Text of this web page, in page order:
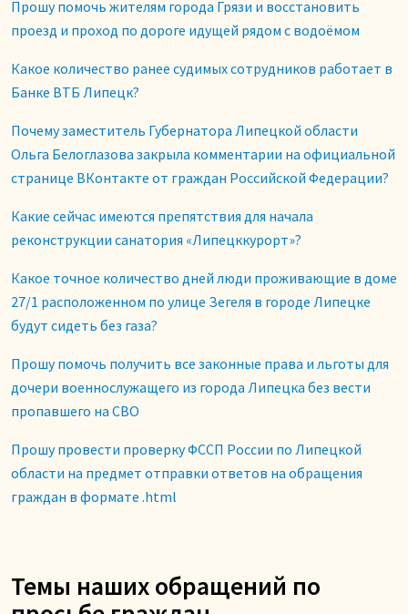
Прошу помочь жителям города Грязи и восстановить
проезд и проход по дороге идущей рядом с водоёмом
Какое количество ранее судимых сотрудников работает в
Банке ВТБ Липецк?
Почему заместитель Губернатора Липецкой области
Ольга Белоглазова закрыла комментарии на официальной
странице ВКонтакте от граждан Российской Федерации?
Какие сейчас имеются препятствия для начала
реконструкции санатория «Липецккурорт»?
Какое точное количество дней люди проживающие в доме
27/1 расположенном по улице Зегеля в городе Липецке
будут сидеть без газа?
Прошу помочь получить все законные права и льготы для
дочери военнослужащего из города Липецка без вести
пропавшего на СВО
Прошу провести проверку ФССП России по Липецкой
области на предмет отправки ответов на обращения
граждан в формате .html
Темы наших обращений по